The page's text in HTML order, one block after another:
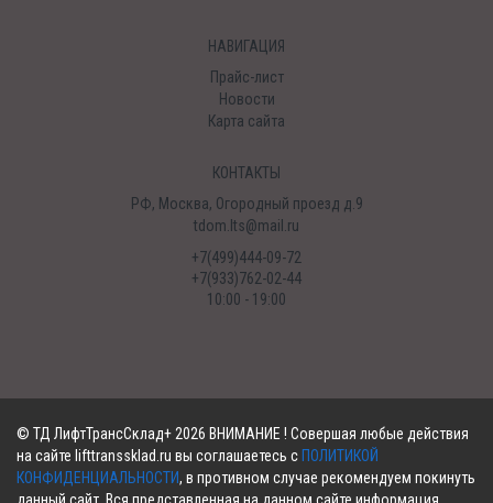
НАВИГАЦИЯ
Прайс-лист
Новости
Карта сайта
КОНТАКТЫ
РФ, Москва, Огородный проезд д.9
tdom.lts@mail.ru
+7(499)444-09-72
+7(933)762-02-44
10:00 - 19:00
© ТД ЛифтТрансСклад+ 2026 ВНИМАНИЕ ! Совершая любые действия
на сайте lifttranssklad.ru вы соглашаетесь с ПОЛИТИКОЙ
КОНФИДЕНЦИАЛЬНОСТИ, в противном случае рекомендуем покинуть